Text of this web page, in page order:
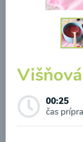
00:25
čas
Odber
Odoslaním
spracovaním